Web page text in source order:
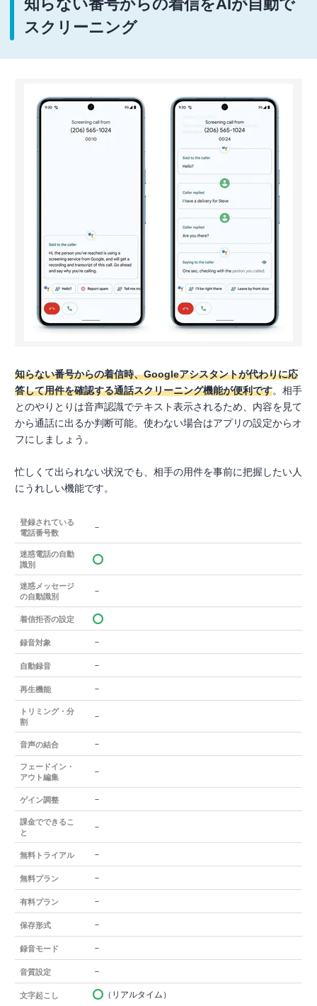
知らない番号からの着信をAIが自動で
スクリーニング
知らない番号からの着信時、Googleアシスタントが代わりに応
答して用件を確認する通話スクリーニング機能が便利です。相手
とのやりとりは音声認識でテキスト表示されるため、内容を見て
から通話に出るか判断可能。使わない場合はアプリの設定からオ
フにしましょう。
忙しくて出られない状況でも、相手の用件を事前に把握したい人
にうれしい機能です。
登録されている
電話番号数
－
迷惑電話の自動
識別
迷惑メッセージ
の自動識別
－
着信拒否の設定
録音対象 －
自動録音 －
再生機能 －
トリミング・分
割
－
音声の結合 －
フェードイン・
アウト編集
－
ゲイン調整 －
課金でできるこ
と
－
無料トライアル －
無料プラン －
有料プラン －
保存形式 －
録音モード －
音質設定 －
文字起こし （リアルタイム）